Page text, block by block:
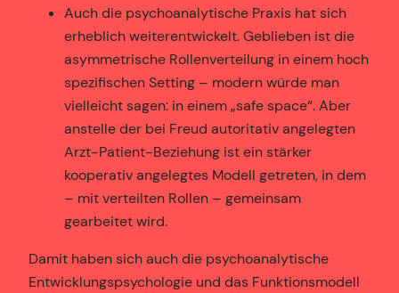
Auch die psychoanalytische Praxis hat sich
erheblich weiterentwickelt. Geblieben ist die
asymmetrische Rollenverteilung in einem hoch
spezifischen Setting – modern würde man
vielleicht sagen: in einem „safe space“. Aber
anstelle der bei Freud autoritativ angelegten
Arzt-Patient-Beziehung ist ein stärker
kooperativ angelegtes Modell getreten, in dem
– mit verteilten Rollen – gemeinsam
gearbeitet wird.
Damit haben sich auch die psychoanalytische
Entwicklungspsychologie und das Funktionsmodell